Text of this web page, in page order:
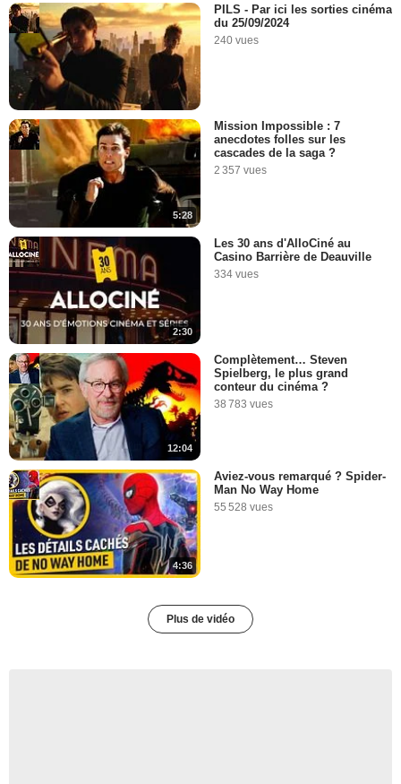
PILS - Par ici les sorties cinéma
du 25/09/2024
240 vues
5:28
Mission Impossible : 7
anecdotes folles sur les
cascades de la saga ?
2 357 vues
2:30
Les 30 ans d'AlloCiné au
Casino Barrière de Deauville
334 vues
12:04
Complètement… Steven
Spielberg, le plus grand
conteur du cinéma ?
38 783 vues
4:36
Aviez-vous remarqué ? Spider-
Man No Way Home
55 528 vues
Plus de vidéo